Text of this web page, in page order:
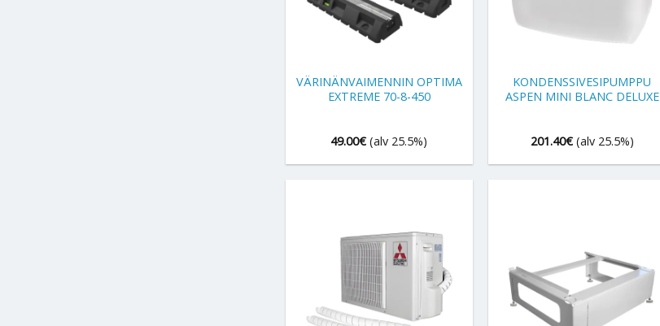
VÄRINÄNVAIMENNIN OPTIMA
EXTREME 70-8-450
49.00€ (alv 25.5%)
KONDENSSIVESIPUMPPU
ASPEN MINI BLANC DELUXE
201.40€ (alv 25.5%)